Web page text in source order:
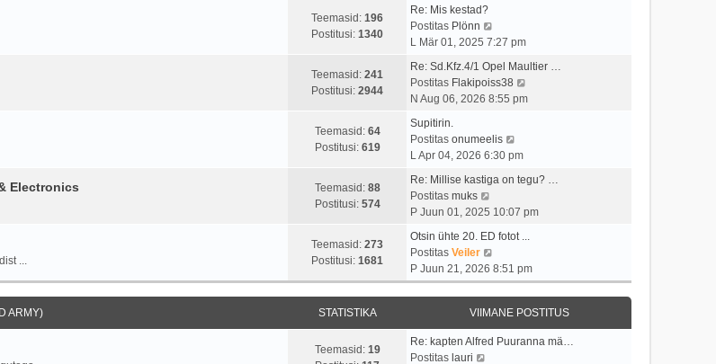
t
t
u
s
p
o
s
t
u
s
t
s
p
t
s
i
o
t
Teemasid: 196
Postitusi: 1340
Re: Mis kestad?
Postitas Plönn
a
t
a
v
i
m
s
p
o
t
i
t
u
s
L Mär 01, 2025 7:27 pm
Teemasid: 241
Postitusi: 2944
Re: Sd.Kfz.4/1 Opel Maultier …
Postitas Flakipoiss38
a
i
m
s
p
s
i
N Aug 06, 2026 8:55 pm
Teemasid: 64
Postitusi: 619
Supitirin.
Postitas onumeelis
a
t
v
i
m
a
s
t
p
o
L Apr 04, 2026 6:30 pm
Electronics Teemasid: 88
Postitusi: 574
Re: Millise kastiga on tegu? …
Postitas muks
a
t
a
v
i
a
P Juun 01, 2025 10:07 pm
...
Teemasid: 273
Postitusi: 1681
Otsin ühte 20. ED fotot ...
Postitas Veiler
a
a
t
a
v
P Juun 21, 2026 8:51 pm
ARMY) STATISTIKA VIIMANE POSTITUS
Teemasid: 19
Re: kapten Alfred Puuranna mä…
Postitas lauri